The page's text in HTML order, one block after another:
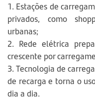
1. Estações de
privados, como
urbanas;
2. Rede elétrica
crescente por
3. Tecnologia de
de recarga e torna o
dia a dia.